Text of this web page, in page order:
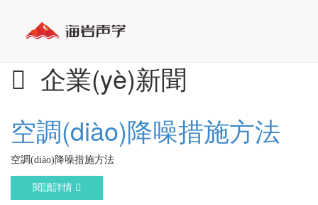
企業(yè)新聞
空調(diào)降噪措施方法
空調(diào)降噪措施方法
閱讀詳情